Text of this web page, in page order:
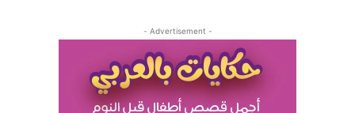
- Advertisement -